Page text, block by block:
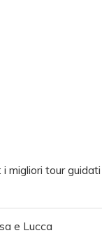
migliori tour guidati
e Lucca